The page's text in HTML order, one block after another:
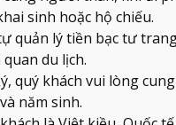
sinh hoặc hộ chiếu.
quản lý tiền bạc tư
du lịch.
quý khách vui lòng
năm sinh.